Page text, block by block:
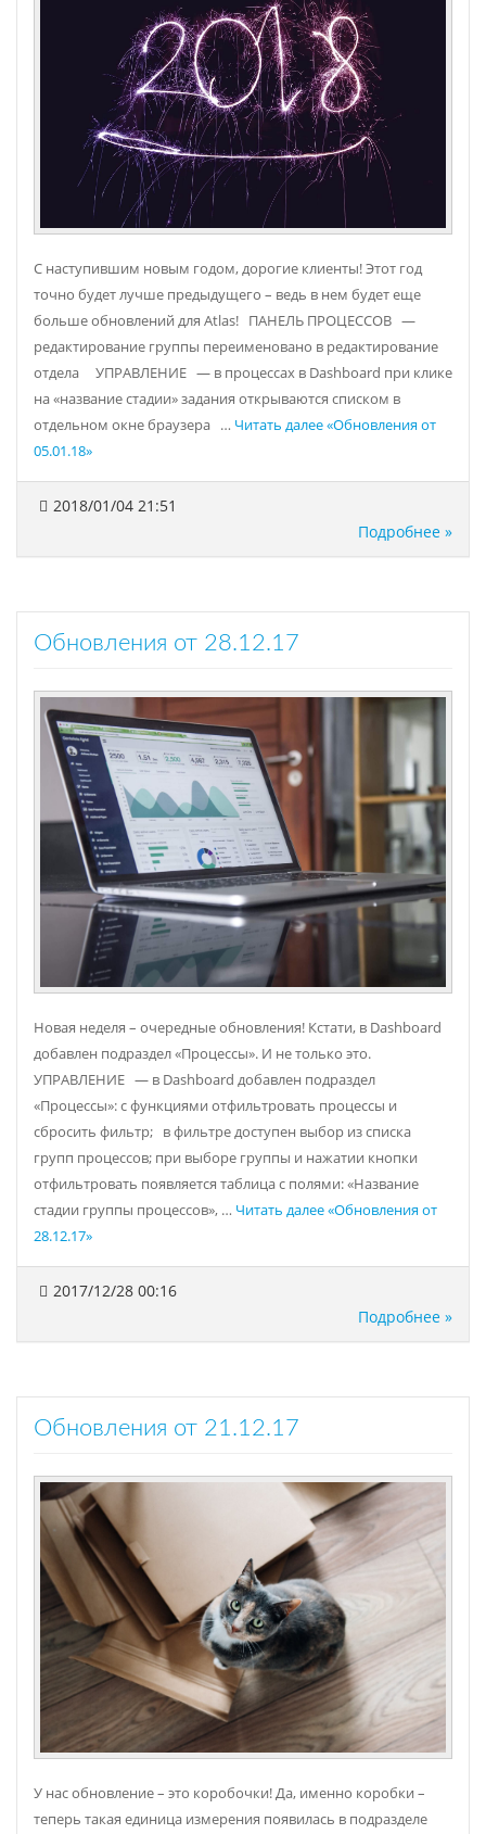
С наступившим новым годом, дорогие клиенты! Этот год
точно будет лучше предыдущего – ведь в нем будет еще
больше обновлений для Atlas! ПАНЕЛЬ ПРОЦЕССОВ —
редактирование группы переименовано в редактирование
отдела УПРАВЛЕНИЕ — в процессах в Dashboard при клике
на «название стадии» задания открываются списком в
отдельном окне браузера … Читать далее«Обновления от
05.01.18»
2018/01/04 21:51
Подробнее »
Обновления от 28.12.17
Новая неделя – очередные обновления! Кстати, в Dashboard
добавлен подраздел «Процессы». И не только это.
УПРАВЛЕНИЕ — в Dashboard добавлен подраздел
«Процессы»: с функциями отфильтровать процессы и
сбросить фильтр; в фильтре доступен выбор из списка
групп процессов; при выборе группы и нажатии кнопки
отфильтровать появляется таблица с полями: «Название
стадии группы процессов», … Читать далее«Обновления от
28.12.17»
2017/12/28 00:16
Подробнее »
Обновления от 21.12.17
У нас обновление – это коробочки! Да, именно коробки –
теперь такая единица измерения появилась в подразделе